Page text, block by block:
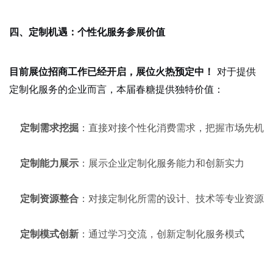
四、定制机遇：个性化服务参展价值
目前展位招商工作已经开启，展位火热预定中！
对于提供
定制化服务的企业而言，本届春糖提供独特价值：
定制需求挖掘 ：直接对接个性化消费需求，把握市场先机
定制能力展示 ：展示企业定制化服务能力和创新实力
定制资源整合 ：对接定制化所需的设计、技术等专业资源
定制模式创新 ：通过学习交流，创新定制化服务模式